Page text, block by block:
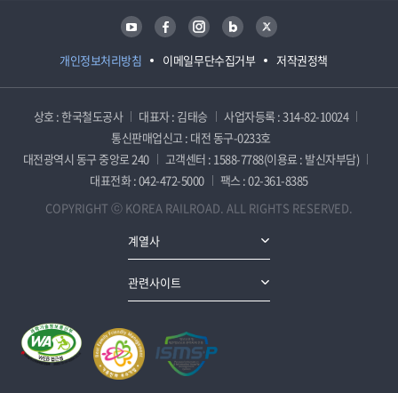
개인정보처리방침 이메일무단수집거부 저작권정책
유튜브 페이스북 인스타그램 블로그 트위터
상호 : 한국철도공사 대표자 : 김태승
사업자등록 : 314-82-10024
통신판매업신고 : 대전 동구-0233호
대전광역시 동구 중앙로 240
고객센터 : 1588-7788(이용료 : 발신자부담)
대표전화 : 042-472-5000
팩스 : 02-361-8385
COPYRIGHT ⓒ KOREA RAILROAD. ALL RIGHTS RESERVED.
계열사
관련사이트